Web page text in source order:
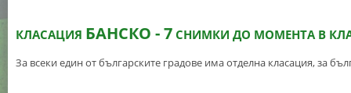
КЛАСАЦИЯ БАНСКО - 7 СНИМКИ ДО МОМЕНТА В
За всеки един от българските градове има отделна класация, за